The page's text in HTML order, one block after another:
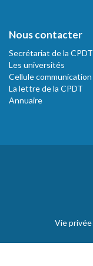
Nous contacter
Secrétariat de la CPDT
Les universités
Cellule communication
La lettre de la CPDT
Annuaire
Vie privée